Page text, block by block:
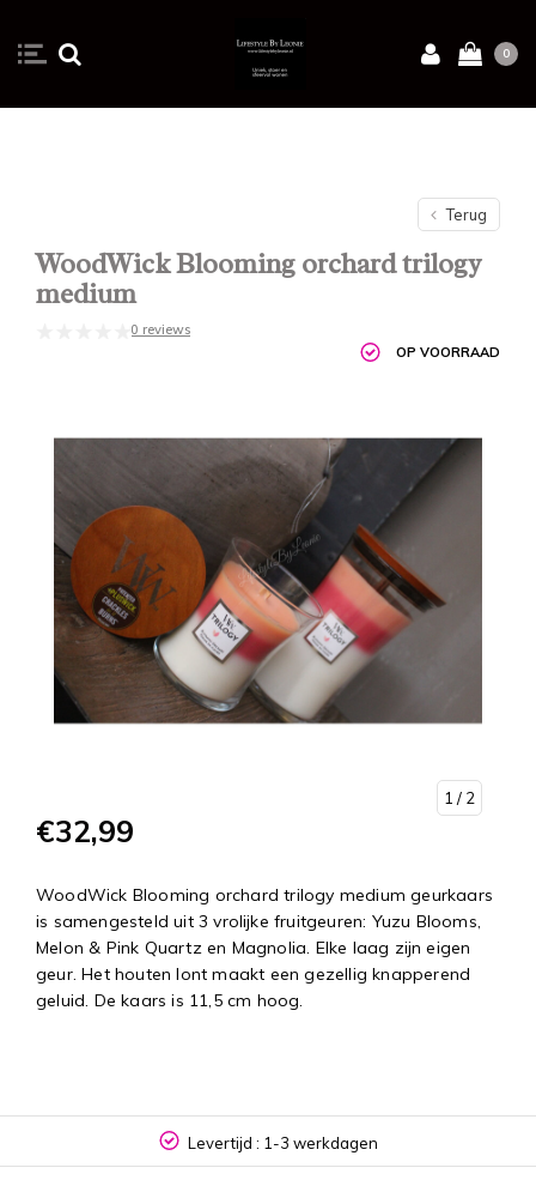
0
Terug
WoodWick Blooming orchard trilogy
medium
0 reviews
OP VOORRAAD
1 / 2
€32,99
WoodWick Blooming orchard trilogy medium geurkaars
is samengesteld uit 3 vrolijke fruitgeuren: Yuzu Blooms,
Melon & Pink Quartz en Magnolia. Elke laag zijn eigen
geur. Het houten lont maakt een gezellig knapperend
geluid. De kaars is 11,5 cm hoog.
Levertijd : 1-3 werkdagen